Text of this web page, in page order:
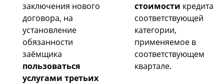
заключения нового
договора, на
установление
обязанности
заёмщика
пользоваться
услугами третьих
стоимости кредита
соответствующей
категории,
применяемое в
соответствующем
квартале.